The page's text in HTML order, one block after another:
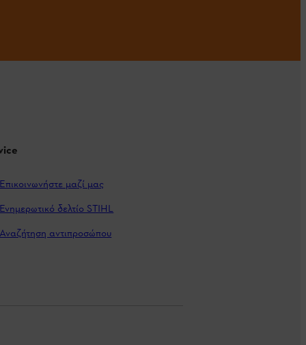
Επικοινωνήστε μαζί μας
Ενημερωτικό δελτίο STIHL
Αναζήτηση αντιπροσώπου